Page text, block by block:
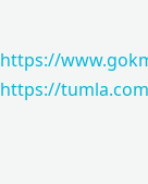
https://
https://